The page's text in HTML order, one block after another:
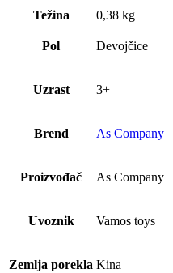
Težina 0,38 kg
Pol Devojčice
Uzrast 3+
Brend As Company
Proizvođač As Company
Uvoznik Vamos toys
Zemlja porekla Kina